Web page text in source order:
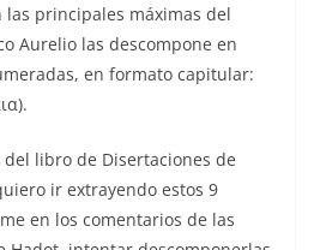
principales máximas del
Aurelio las descompone en
en formato capitular:
libro de Disertaciones de
ir extrayendo estos 9
en los comentarios de las